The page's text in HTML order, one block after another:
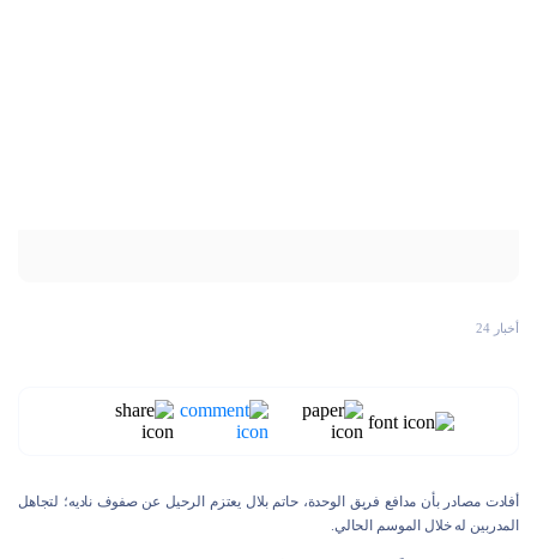
أخبار 24
أفادت مصادر بأن مدافع فريق الوحدة، حاتم بلال يعتزم الرحيل عن صفوف ناديه؛ لتجاهل
المدربين له خلال الموسم الحالي.